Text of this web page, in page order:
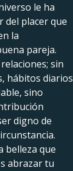
le ha
del placer que
la
pareja.
sin
hábitos diarios
sino
digno de
belleza que
abrazar tu